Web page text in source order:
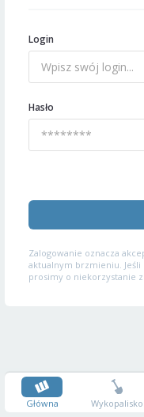
Login
Hasło
Zalogowanie oznacza
aktualnym brzmieniu. Jeśli
prosimy o niekorzystanie
Główna Wykopalisko